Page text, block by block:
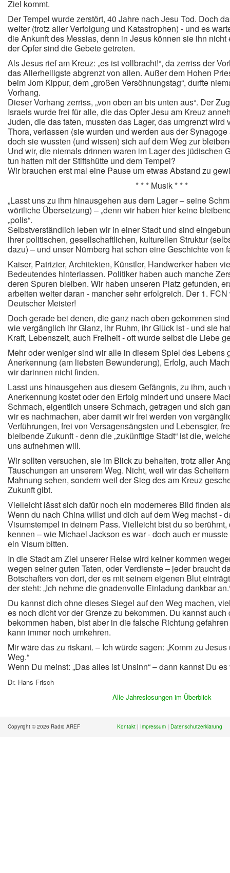
Ziel kommt.
Der Tempel wurde zerstört, 40 Jahre nach Jesu Tod. Doch
weiter (trotz aller Verfolgung und Katastrophen) - und es
die Ankunft des Messias, denn in Jesus können sie ihn
der Opfer sind die Gebete getreten.
Als Jesus rief am Kreuz: „es ist vollbracht!“, da zerriss der
das Allerheiligste abgrenzt von allen. Außer dem Hohen
beim Jom Kippur, dem „großen Versöhnungstag“, durfte
Vorhang.
Dieser Vorhang zerriss, „von oben an bis unten aus“. Der
Israels wurde frei für alle, die das Opfer Jesu am Kreuz
Juden, die das taten, mussten das Lager, das umgrenzt wird
Thora, verlassen (sie wurden und werden aus der
doch sie wussten (und wissen) sich auf dem Weg zur
Und wir, die niemals drinnen waren im Lager des jüdischen
tun hatten mit der Stiftshütte und dem Tempel?
Wir brauchen erst mal eine Pause um etwas Abstand zu
* * * Musik * * *
„Lasst uns zu ihm hinausgehen aus dem Lager – seine
wörtliche Übersetzung) – „denn wir haben hier keine
„polis“.
Selbstverständlich leben wir in einer Stadt und sind
ihrer politischen, gesellschaftlichen, kulturellen Struktur
dazu) – und unser Nürnberg hat schon eine Geschichte von
Kaiser, Patrizier, Architekten, Künstler, Handwerker haben
Bedeutendes hinterlassen. Politiker haben auch manche
deren Spuren bleiben. Wir haben unseren Platz gefunden,
arbeiten weiter daran - mancher sehr erfolgreich. Der 1.
Deutscher Meister!
Doch gerade bei denen, die ganz nach oben gekommen
wie vergänglich ihr Glanz, ihr Ruhm, ihr Glück ist - und sie
Kraft, Lebenszeit, auch Freiheit - oft wurde selbst die Liebe
Mehr oder weniger sind wir alle in diesem Spiel des Lebens
Anerkennung (am liebsten Bewunderung), Erfolg, auch
wir darinnen nicht finden.
Lasst uns hinausgehen aus diesem Gefängnis, zu ihm, auch
Anerkennung kostet oder den Erfolg mindert und unsere
Schmach, eigentlich unsere Schmach, getragen und sich
wir es nachmachen, aber damit wir frei werden von
Verführungen, frei von Versagensängsten und Lebensgier,
bleibende Zukunft - denn die „zukünftige Stadt“ ist die,
uns aufnehmen will.
Wir sollten versuchen, sie im Blick zu behalten, trotz aller
Täuschungen an unserem Weg. Nicht, weil wir das
Mahnung sehen, sondern weil der Sieg des am Kreuz
Zukunft gibt.
Vielleicht lässt sich dafür noch ein moderneres Bild finden
Wenn du nach China willst und dich auf dem Weg machst -
Visumstempel in deinem Pass. Vielleicht bist du so
kennen – wie Michael Jackson es war - doch auch er
ein Visum bitten.
In die Stadt am Ziel unserer Reise wird keiner kommen
wegen seiner guten Taten, oder Verdienste – jeder braucht
Botschafters von dort, der es mit seinem eigenen Blut
der steht: „Ich nehme die gnadenvolle Einladung dankbar
Du kannst dich ohne dieses Siegel auf den Weg machen,
es noch dicht vor der Grenze zu bekommen. Du kannst
bekommen haben, bist aber in die falsche Richtung
kann immer noch umkehren.
Mir wäre das zu riskant. – Ich würde sagen: „Komm zu
Weg.“
Wenn Du meinst: „Das alles ist Unsinn“ – dann kannst Du
Dr. Hans Frisch
Alle Jahreslosungen im Überblick
Copyright © 2026 Radio AREF Kontakt | Impressum | Datenschutzerklärung